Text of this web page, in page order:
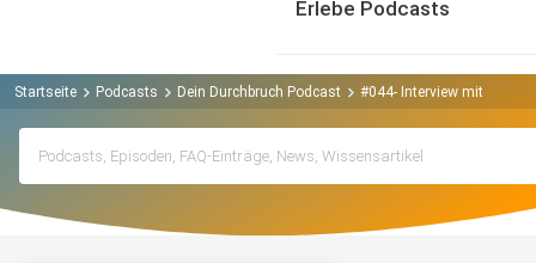
Erlebe Podcasts
Startseite Podcasts Dein Durchbruch Podcast #044- Interview mit Mario